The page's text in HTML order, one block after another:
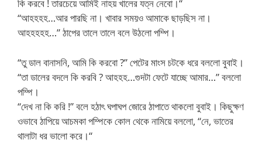
কি করবে ! তারচেয়ে আমিই নাহয় খালের যত্ন নেবো।“
“আহহহহ…আর পারছি না। খাবার সময়ও আমাকে ছাড়ছিস না।
আহহহহহ…” ঠাপের তালে তালে বলে উঠলো পম্পি।
“তু ডাল বানাসনি, আমি কি করবো ?” পেটের মাংস চটকে ধরে বললো বুবাই।
“তা ডালের বদলে কি করবি ? আহহহ…গুদটা ফেটে যাচ্ছে আমার…” বললো
পম্পি।
“দেখ না কি করি !” বলে হঠাৎ ঘপাঘপ জোরে ঠাপাতে থাকলো বুবাই। কিছুক্ষণ
ওভাবে ঠাপিয়ে আচমকা পম্পিকে কোল থেকে নামিয়ে বললো, “নে, ভাতের
থালাটা ধর ভালো করে।“